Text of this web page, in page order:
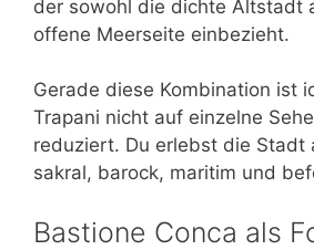
der sowohl die dichte Altstadt
offene Meerseite einbezieht.
Gerade diese Kombination ist
Trapani nicht auf einzelne
reduziert. Du erlebst die Stadt
sakral, barock, maritim und
Bastione Conca als